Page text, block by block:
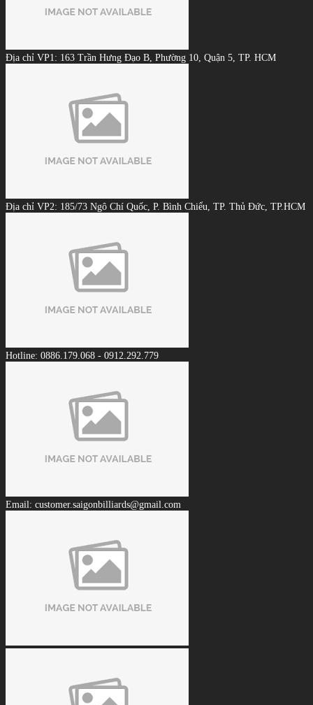
Địa chỉ VP1: 163 Trần Hưng Đạo B, Phường 10, Quận 5, TP. HCM
Địa chỉ VP2: 185/73 Ngô Chí Quốc, P. Bình Chiểu, TP. Thủ Đức, TP.HCM
Hotline: 0886.179.068 - 0912.292.779
Email: customer.saigonbilliards@gmail.com